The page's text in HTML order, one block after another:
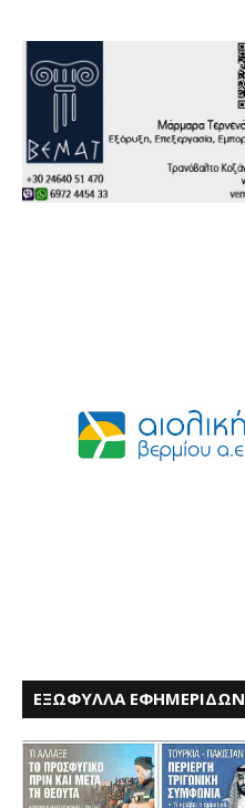
ΕΞΩΦΥΛΛΑ ΕΦΗΜΕΡΙΔΩΝ